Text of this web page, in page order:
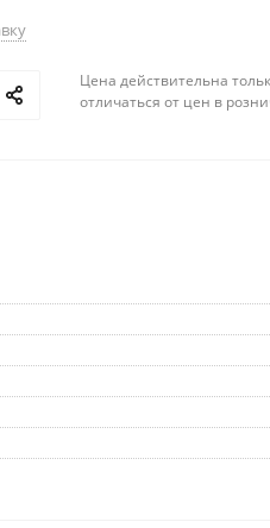
Цена действительна
отличаться от цен в